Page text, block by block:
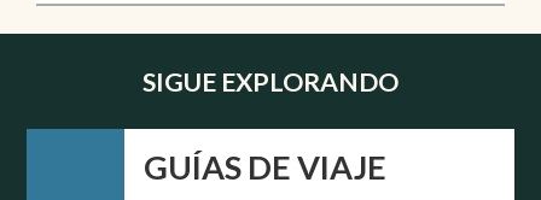
SIGUE EXPLORANDO
GUÍAS DE VIAJE